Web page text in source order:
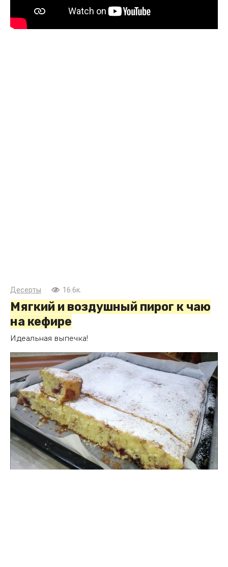
Десерты 16.6к.
Мягкий и воздушный пирог к чаю
на кефире
Идеальная выпечка!